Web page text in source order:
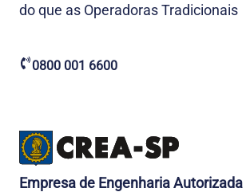
do que as Operadoras Tradicionais
0800 001 6600
Empresa de Engenharia Autorizada